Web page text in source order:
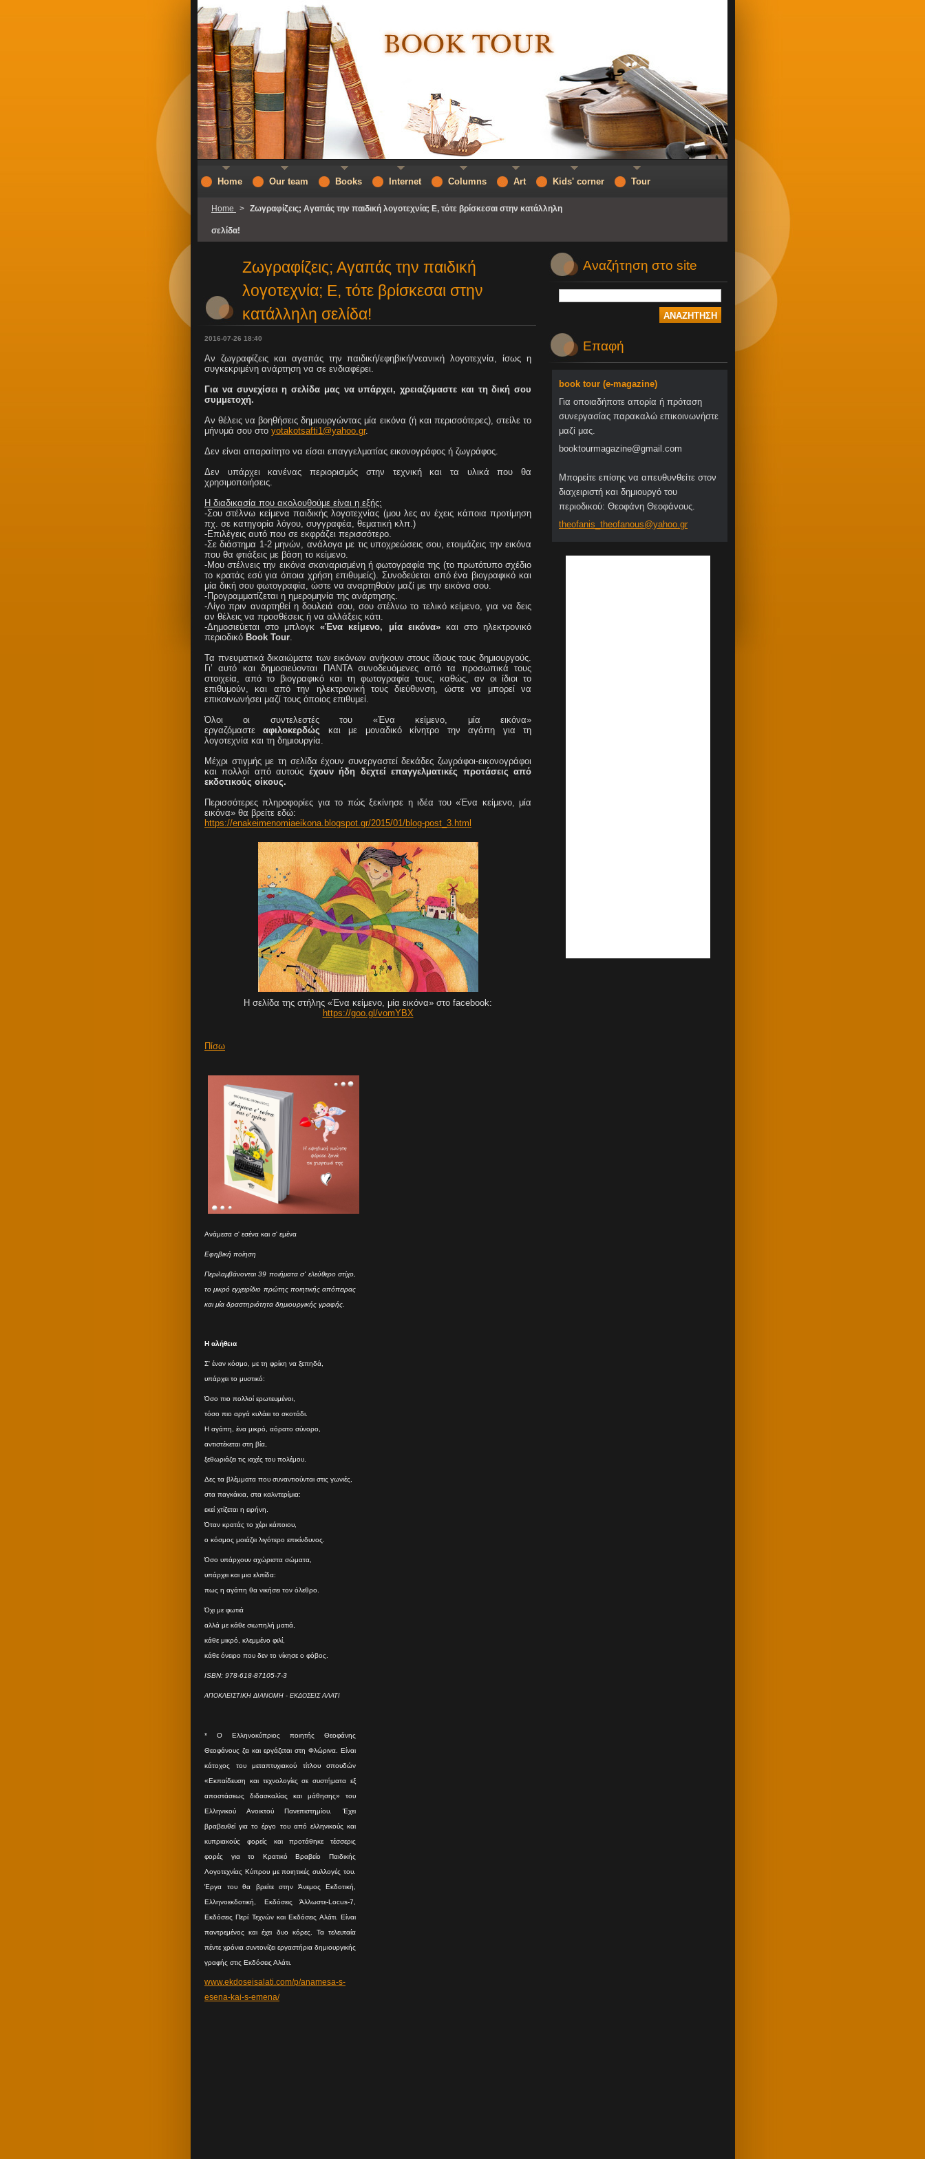
Home > Ζωγραφίζεις; Αγαπάς την παιδική λογοτεχνία; Ε, τότε βρίσκεσαι στην κατάλληλη
σελίδα!
Ζωγραφίζεις; Αγαπάς την παιδική
λογοτεχνία; Ε, τότε βρίσκεσαι στην
κατάλληλη σελίδα!
2016-07-26 18:40
Αν ζωγραφίζεις και αγαπάς την παιδική/εφηβική/νεανική λογοτεχνία, ίσως η
συγκεκριμένη ανάρτηση να σε ενδιαφέρει.
Για να συνεχίσει η σελίδα μας να υπάρχει, χρειαζόμαστε και τη δική σου
συμμετοχή.
Αν θέλεις να βοηθήσεις δημιουργώντας μία εικόνα (ή και περισσότερες), στείλε το
μήνυμά σου στο yotakotsafti1@yahoo.gr.
Δεν είναι απαραίτητο να είσαι επαγγελματίας εικονογράφος ή ζωγράφος.
Δεν υπάρχει κανένας περιορισμός στην τεχνική και τα υλικά που θα
χρησιμοποιήσεις.
Η διαδικασία που ακολουθούμε είναι η εξής:
-Σου στέλνω κείμενα παιδικής λογοτεχνίας (μου λες αν έχεις κάποια προτίμηση
πχ. σε κατηγορία λόγου, συγγραφέα, θεματική κλπ.)
-Επιλέγεις αυτό που σε εκφράζει περισσότερο.
-Σε διάστημα 1-2 μηνών, ανάλογα με τις υποχρεώσεις σου, ετοιμάζεις την εικόνα
που θα φτιάξεις με βάση το κείμενο.
-Μου στέλνεις την εικόνα σκαναρισμένη ή φωτογραφία της (το πρωτότυπο σχέδιο
το κρατάς εσύ για όποια χρήση επιθυμείς). Συνοδεύεται από ένα βιογραφικό και
μία δική σου φωτογραφία, ώστε να αναρτηθούν μαζί με την εικόνα σου.
-Προγραμματίζεται η ημερομηνία της ανάρτησης.
-Λίγο πριν αναρτηθεί η δουλειά σου, σου στέλνω το τελικό κείμενο, για να δεις
αν θέλεις να προσθέσεις ή να αλλάξεις κάτι.
-Δημοσιεύεται στο μπλογκ«Ένα κείμενο, μία εικόνα»και στο ηλεκτρονικό
περιοδικό Book Tour.
Τα πνευματικά δικαιώματα των εικόνων ανήκουν στους ίδιους τους δημιουργούς.
Γι’ αυτό και δημοσιεύονται ΠΑΝΤΑ συνοδευόμενες από τα προσωπικά τους
στοιχεία, από το βιογραφικό και τη φωτογραφία τους, καθώς, αν οι ίδιοι το
επιθυμούν, και από την ηλεκτρονική τους διεύθυνση, ώστε να μπορεί να
επικοινωνήσει μαζί τους όποιος επιθυμεί.
Όλοι οι συντελεστές του «Ένα κείμενο, μία εικόνα»
εργαζόμαστεαφιλοκερδώς και με μοναδικό κίνητρο την αγάπη για τη
λογοτεχνία και τη δημιουργία.
Μέχρι στιγμής με τη σελίδα έχουν συνεργαστεί δεκάδες ζωγράφοι-εικονογράφοι
και πολλοί από αυτούς έχουν ήδη δεχτεί επαγγελματικές προτάσεις από
εκδοτικούς οίκους.
Περισσότερες πληροφορίες για το πώς ξεκίνησε η ιδέα του «Ένα κείμενο, μία
εικόνα» θα βρείτε εδώ:
https://enakeimenomiaeikona.blogspot.gr/2015/01/blog-post_3.html
Η σελίδα της στήλης «Ένα κείμενο, μία εικόνα» στο facebook:
https://goo.gl/vomYBX
Πίσω
Ανάμεσα σ' εσένα και σ' εμένα
Εφηβική ποίηση
Περιλαμβάνονται 39 ποιήματα σ' ελεύθερο στίχο,
το μικρό εγχειρίδιο πρώτης ποιητικής απόπειρας
και μία δραστηριότητα δημιουργικής γραφής.
Η αλήθεια
Σ' έναν κόσμο, με τη φρίκη να ξεπηδά,
υπάρχει το μυστικό:
Όσο πιο πολλοί ερωτευμένοι,
τόσο πιο αργά κυλάει το σκοτάδι.
Η αγάπη, ένα μικρό, αόρατο σύνορο,
αντιστέκεται στη βία,
ξεθωριάζει τις ιαχές του πολέμου.
Δες τα βλέμματα που συναντιούνται στις γωνιές,
στα παγκάκια, στα καλντερίμια:
εκεί χτίζεται η ειρήνη.
Όταν κρατάς το χέρι κάποιου,
ο κόσμος μοιάζει λιγότερο επικίνδυνος.
Όσο υπάρχουν αχώριστα σώματα,
υπάρχει και μια ελπίδα:
πως η αγάπη θα νικήσει τον όλεθρο.
Όχι με φωτιά
αλλά με κάθε σιωπηλή ματιά,
κάθε μικρό, κλεμμένο φιλί,
κάθε όνειρο που δεν το νίκησε ο φόβος.
ISBN: 978-618-87105-7-3
ΑΠΟΚΛΕΙΣΤΙΚΗ ΔΙΑΝΟΜΗ - ΕΚΔΟΣΕΙΣ ΑΛΑΤΙ
* O Eλληνοκύπριος ποιητής Θεοφάνης
Θεοφάνους ζει και εργάζεται στη Φλώρινα. Είναι
κάτοχος του μεταπτυχιακού τίτλου σπουδών
«Εκπαίδευση και τεχνολογίες σε συστήματα εξ
αποστάσεως διδασκαλίας και μάθησης» του
Ελληνικού Ανοικτού Πανεπιστημίου. Έχει
βραβευθεί για το έργο του από ελληνικούς και
κυπριακούς φορείς και προτάθηκε τέσσερις
φορές για το Κρατικό Βραβείο Παιδικής
Λογοτεχνίας Κύπρου με ποιητικές συλλογές του.
Έργα του θα βρείτε στην Άνεμος Εκδοτική,
Ελληνοεκδοτική, Εκδόσεις Άλλωστε-Locus-7,
Εκδόσεις Περί Τεχνών και Εκδόσεις Αλάτι. Είναι
παντρεμένος και έχει δυο κόρες. Τα τελευταία
πέντε χρόνια συντονίζει εργαστήρια δημιουργικής
γραφής στις Εκδόσεις Αλάτι.
www.ekdoseisalati.com/p/anamesa-s-
esena-kai-s-emena/
Αναζήτηση στο site
Επαφή
book tour (e-magazine)
Για οποιαδήποτε απορία ή πρόταση
συνεργασίας παρακαλώ επικοινωνήστε
μαζί μας.
booktourmagazine@gmail.com
Μπορείτε επίσης να απευθυνθείτε στον
διαχειριστή και δημιουργό του
περιοδικού: Θεοφάνη Θεοφάνους.
theofanis_theofanous@yahoo.gr
Home Our team Books Internet Columns Art Kids' corner Tour